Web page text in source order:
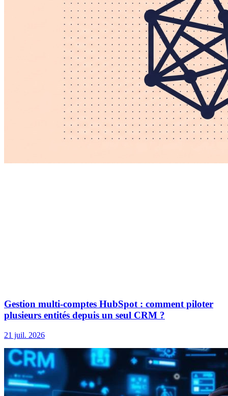
Gestion multi-comptes HubSpot : comment piloter
plusieurs entités depuis un seul CRM ?
21 juil. 2026